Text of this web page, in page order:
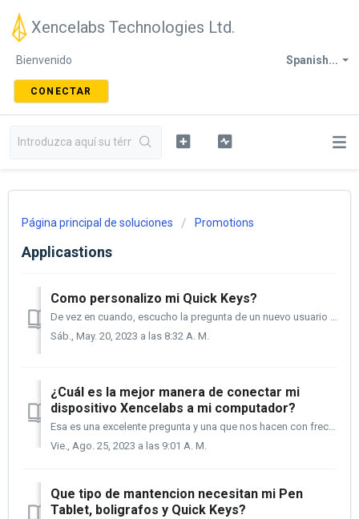
Xencelabs Technologies Ltd.
Spanish...
Bienvenido
CONECTAR
Página principal de soluciones Promotions
Applicastions
Como personalizo mi Quick Keys?
De vez en cuando, escucho la pregunta de un nuevo usuario que acaba de comprar las teclas rápidas de Xencelabs; ¿Para qué se usan el dial y los botones en m...
Sáb., May. 20, 2023 a las 8:32 A. M.
¿Cuál es la mejor manera de conectar mi
dispositivo Xencelabs a mi computador?
Esa es una excelente pregunta y una que nos hacen con frecuencia. Hay buenas y mejores formas de conectar tus dispositivos Xencelabs a tu computadora. E...
Vie., Ago. 25, 2023 a las 9:01 A. M.
Que tipo de mantencion necesitan mi Pen
Tablet, boligrafos y Quick Keys?